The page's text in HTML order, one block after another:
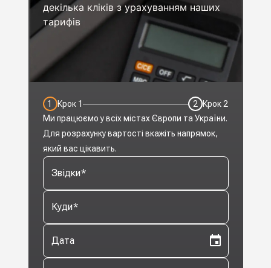
декілька кліків з урахуванням наших
тарифів
1 Крок1 2 Крок 2
Ми працюємо у всіх містах Європи та України.
Для розрахунку вартості вкажіть напрямок,
який вас цікавить.
Звідки*
Куди*
Дата